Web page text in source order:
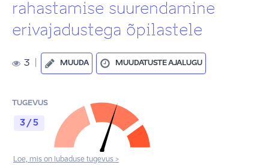
rahastamise suurendamine
erivajadustega õpilastele
3 MUUDA MUUDATUSTE AJALUGU
TUGEVUS
3 / 5
Loe, mis on lubaduse tugevus >